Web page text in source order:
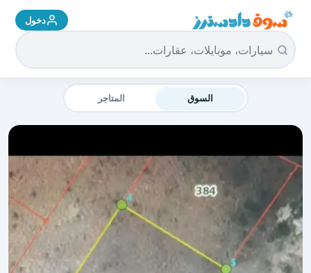
سوق دادسترز الرئيسية دخول
السوق المتاجر